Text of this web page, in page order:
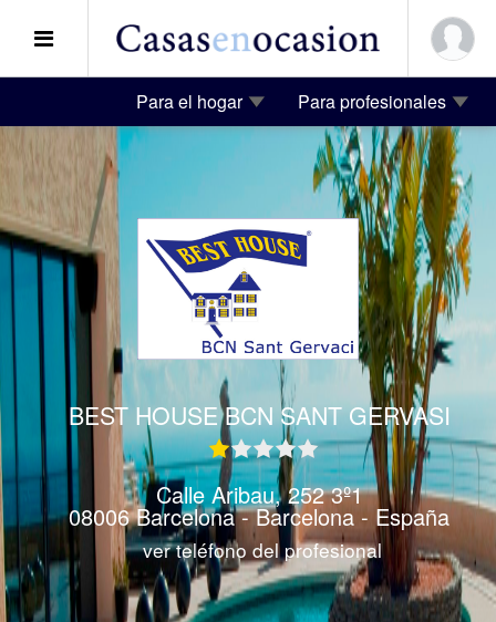
Para el hogar Para profesionales
BEST HOUSE BCN SANT GERVASI
Calle Aribau, 252 3º1
08006 Barcelona - Barcelona - España
ver teléfono del profesional